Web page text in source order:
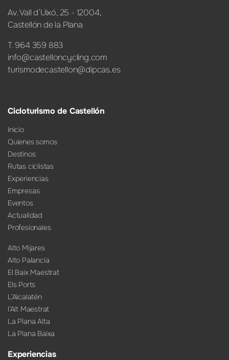
Av. Vall d’Uixó, 25 - 12004,
Castellón de la Plana
T. 964 359 883
info@castelloncycling.com
turismodecastellon@dipcas.es
Cicloturismo de Castellón
Inicio
Quienes somos
Destinos
Rutas ciclistas
Experiencias
Empresas
Eventos
Actualidad
Profesionales
Alto Mijares
Alto Palancia
El Baix Maestrat
Els Ports
L’Alcalatén
l’Alt Maestrat
La Plana Alta
La Plana Baixa
Experiencias